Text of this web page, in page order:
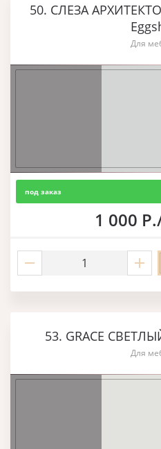
50. СЛЕЗА
Для
под заказ
1 000
53. GRACE
Для